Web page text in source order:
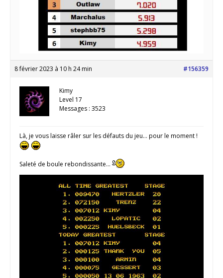
8 février 2023 à 10 h 24 min #156359
Kimy
Level 17
Messages : 3523
Là, je vous laisse râler sur les défauts du jeu… pour le moment !
Saleté de boule rebondissante…